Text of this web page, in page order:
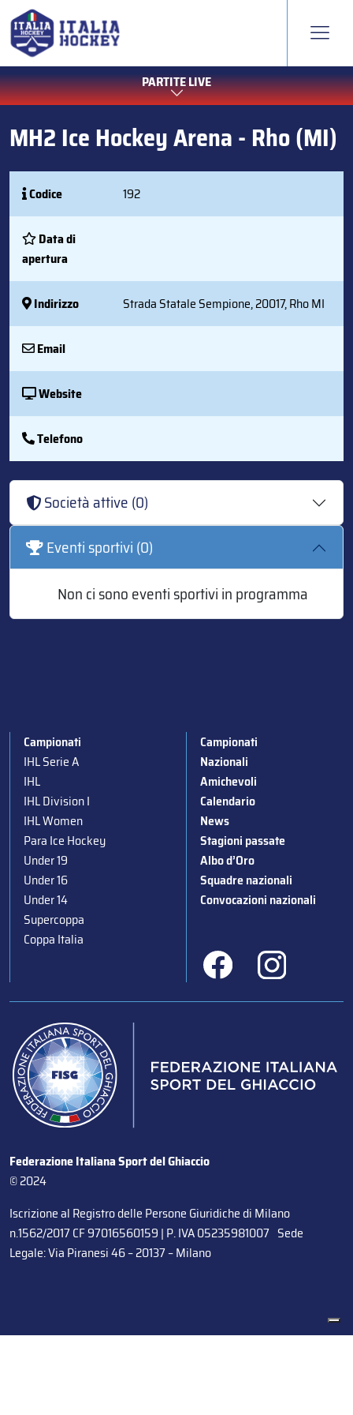
PARTITE LIVE
MH2 Ice Hockey Arena - Rho (MI)
Codice 192
Data di
apertura
Indirizzo Strada Statale Sempione, 20017, Rho MI
Email
Website
Telefono
Società attive (0)
Eventi sportivi (0)
Non ci sono eventi sportivi in programma
Campionati
IHL Serie A
IHL
IHL Division I
IHL Women
Para Ice Hockey
Under 19
Under 16
Under 14
Supercoppa
Coppa Italia
Campionati
Nazionali
Amichevoli
Calendario
News
Stagioni passate
Albo d’Oro
Squadre nazionali
Convocazioni nazionali
Federazione Italiana Sport del Ghiaccio
© 2024
Iscrizione al Registro delle Persone Giuridiche di Milano
n.1562/2017 CF 97016560159 | P. IVA 05235981007 Sede
Legale: Via Piranesi 46 – 20137 – Milano